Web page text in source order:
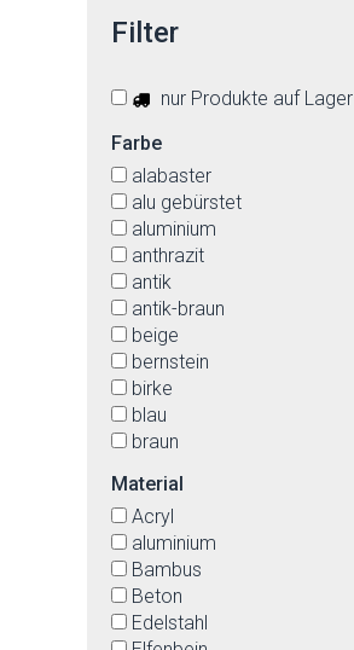
Filter
nur Produkte auf Lager
Farbe
alabaster
alu gebürstet
aluminium
anthrazit
antik
antik-braun
beige
bernstein
birke
blau
braun
buche
Cappuccino
cremefarben
edelstahl
eiche
gelb
Material
Acryl
aluminium
Bambus
Beton
Edelstahl